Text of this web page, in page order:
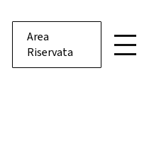
Area
Riservata